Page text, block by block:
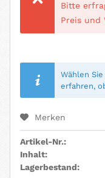
Bitte
Preis und
Wählen
erfahren,
Merken
Artikel-Nr.:
Inhalt:
Lagerbestand: